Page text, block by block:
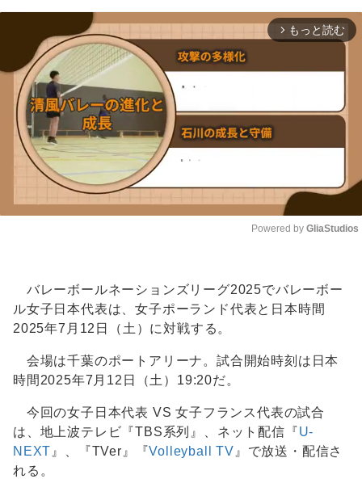
arrow_forward_ios もっと読む
Powered by GliaStudios
バレーボールネーションズリーグ2025でバレーボー
ル女子日本代表は、女子ポーランド代表と日本時間
2025年7月12日（土）に対戦する。
会場は千葉のポートアリーナ。試合開始時刻は日本
時間2025年7月12日（土）19:20だ。
今回の女子日本代表 VS 女子フランス代表の試合
は、地上波テレビ『TBS系列』、ネット配信『U-
NEXT 』、『TVer』『Volleyball TV 』で放送・配信さ
れる。